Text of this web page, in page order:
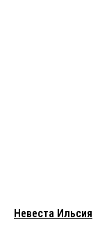
Невеста Ильсия